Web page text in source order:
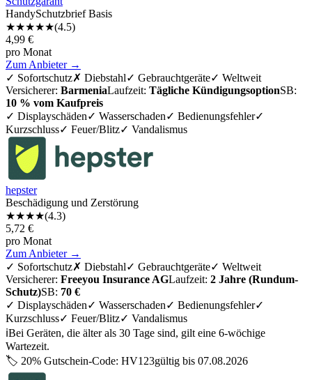
HandySchutzbrief Basis
★★★★★(4.5)
4,99 €
pro Monat
Zum Anbieter →
✓ Sofortschutz✗ Diebstahl✓ Gebrauchtgeräte✓ Weltweit
Versicherer: BarmeniaLaufzeit: Tägliche KündigungsoptionSB:
10 % vom Kaufpreis
✓ Displayschäden✓ Wasserschaden✓ Bedienungsfehler✓
Kurzschluss✓ Feuer/Blitz✓ Vandalismus
hepster
Beschädigung und Zerstörung
★★★★(4.3)
5,72 €
pro Monat
Zum Anbieter →
✓ Sofortschutz✗ Diebstahl✓ Gebrauchtgeräte✓ Weltweit
Versicherer: Freeyou Insurance AGLaufzeit: 2 Jahre (Rundum-
Schutz)SB: 70 €
✓ Displayschäden✓ Wasserschaden✓ Bedienungsfehler✓
Kurzschluss✓ Feuer/Blitz✓ Vandalismus
ℹ️Bei Geräten, die älter als 30 Tage sind, gilt eine 6-wöchige
Wartezeit.
🏷️ 20% Gutschein-Code: HV123gültig bis 07.08.2026